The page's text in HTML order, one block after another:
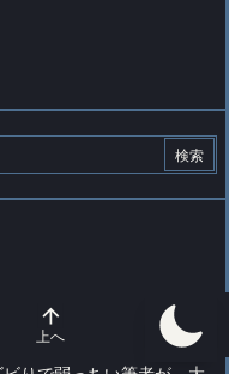
幸？実は副業や新たなチ

上へ